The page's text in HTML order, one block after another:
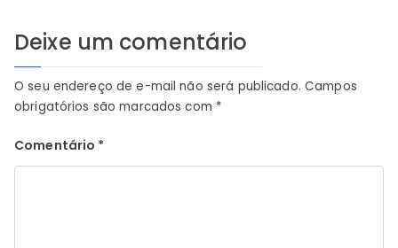
Deixe um comentário
O seu endereço de e-mail não será publicado. Campos
obrigatórios são marcados com *
Comentário *